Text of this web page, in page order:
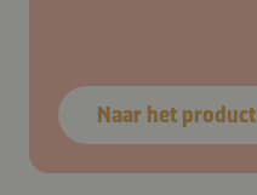
Naar het product